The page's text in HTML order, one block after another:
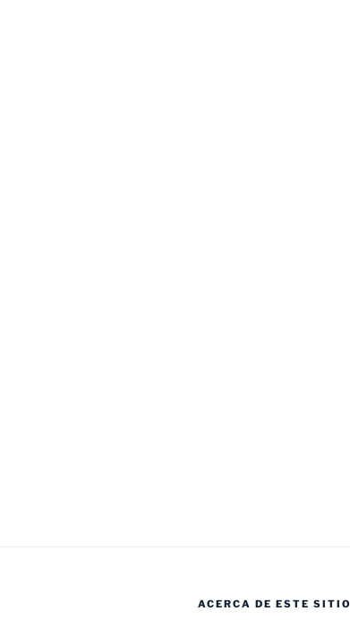
ACERCA DE ESTE SITIO